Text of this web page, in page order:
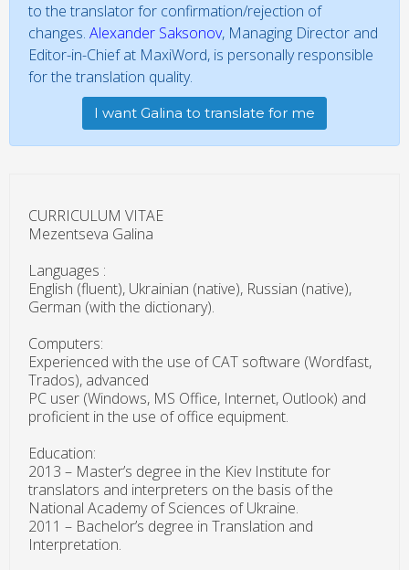
to the translator for confirmation/rejection of
changes. Alexander Saksonov, Managing Director and
Editor-in-Chief at MaxiWord, is personally responsible
for the translation quality.
I want Galina to translate for me
CURRICULUM VITAE
Mezentseva Galina
Languages :
English (fluent), Ukrainian (native), Russian (native),
German (with the dictionary).
Computers:
Experienced with the use of CAT software (Wordfast,
Trados), advanced
PC user (Windows, MS Office, Internet, Outlook) and
proficient in the use of office equipment.
Education:
2013 – Master’s degree in the Kiev Institute for
translators and interpreters on the basis of the
National Academy of Sciences of Ukraine.
2011 – Bachelor’s degree in Translation and
Interpretation.